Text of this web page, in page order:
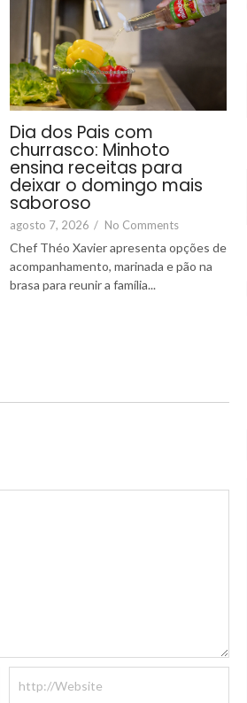
Dia dos Pais com
churrasco: Minhoto
ensina receitas para
deixar o domingo mais
saboroso
agosto 7, 2026 / No Comments
Chef Théo Xavier apresenta opções de
acompanhamento, marinada e pão na
brasa para reunir a família...